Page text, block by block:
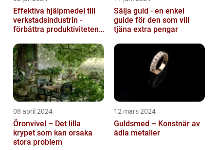
Effektiva hjälpmedel till
verkstadsindustrin -
förbättra produktiviteten
Sälja guld - en enkel
guide för den som vill
tjäna extra pengar
08 april 2024
Öronvivel – Det lilla
krypet som kan orsaka
stora problem
12 mars 2024
Guldsmed – Konstnär av
ädla metaller